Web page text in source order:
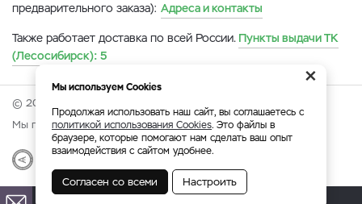
предварительного заказа): Адреса и контакты
Также работает доставка по всей России. Пункты выдачи ТК
(Лесосибирск): 5
© 2026 Онлайн-ярмарка ВАСХНиЛ.
Мы принимаем:
Разработка Веб-аналитика
×
Мы используем Cookies
Продолжая использовать наш сайт, вы соглашаетесь с
политикой использования Cookies. Это файлы в
браузере, которые помогают нам сделать ваш опыт
взаимодействия с сайтом удобнее.
Согласен со всеми Настроить